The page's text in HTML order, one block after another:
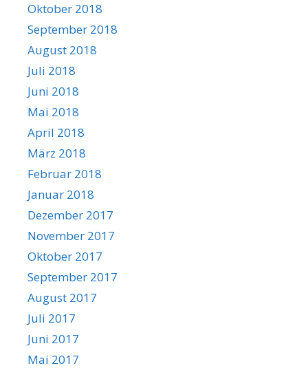
Oktober 2018
September 2018
August 2018
Juli 2018
Juni 2018
Mai 2018
April 2018
März 2018
Februar 2018
Januar 2018
Dezember 2017
November 2017
Oktober 2017
September 2017
August 2017
Juli 2017
Juni 2017
Mai 2017